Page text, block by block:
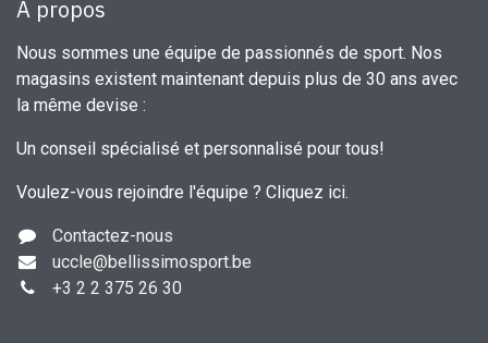
À propos
Nous sommes une équipe de passionnés de sport. Nos
magasins existent maintenant depuis plus de 30 ans avec
la même devise :
Un conseil spécialisé et personnalisé pour tous!
Voulez-vous rejoindre l'équipe ? Cliquez ici.
Contactez-nous
uccle@bellissimosport.be
+3 2 2 375 26 30